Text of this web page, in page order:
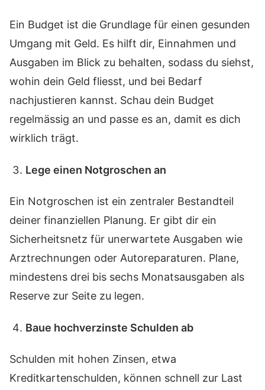
Ein Budget ist die Grundlage für einen gesunden
Umgang mit Geld. Es hilft dir, Einnahmen und
Ausgaben im Blick zu behalten, sodass du siehst,
wohin dein Geld fliesst, und bei Bedarf
nachjustieren kannst. Schau dein Budget
regelmässig an und passe es an, damit es dich
wirklich trägt.
Lege einen Notgroschen an
Ein Notgroschen ist ein zentraler Bestandteil
deiner finanziellen Planung. Er gibt dir ein
Sicherheitsnetz für unerwartete Ausgaben wie
Arztrechnungen oder Autoreparaturen. Plane,
mindestens drei bis sechs Monatsausgaben als
Reserve zur Seite zu legen.
Baue hochverzinste Schulden ab
Schulden mit hohen Zinsen, etwa
Kreditkartenschulden, können schnell zur Last